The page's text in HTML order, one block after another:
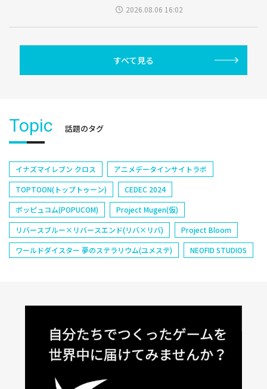
2026.08.06 16:02
すべて見る
Topic 話題のタグ
イナズマイレブン クロス
アニメデータインサイトラボ
TOPTOON(トップトゥーン)
CEDEC 2024
ポッピュコム(POPUCOM)
Project Mugen(仮)
リバースブルー×リバースエンド(リバ×リバ)
Project Bloom
ワールドダイスター 夢のステラリウム(ユメステ)
NEOFID STUDIOS